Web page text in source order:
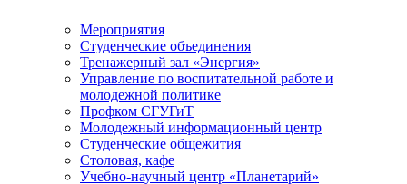
Мероприятия
Студенческие объединения
Тренажерный зал «Энергия»
Управление по воспитательной работе и
молодежной политике
Профком СГУГиТ
Молодежный информационный центр
Студенческие общежития
Столовая, кафе
Учебно-научный центр «Планетарий»